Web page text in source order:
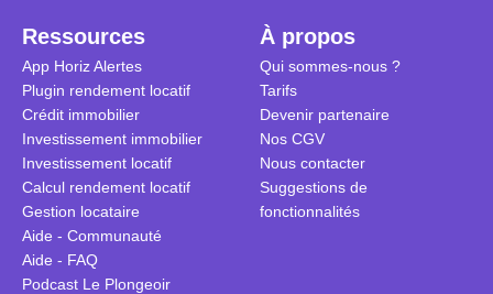
Ressources
App Horiz Alertes
Plugin rendement locatif
Crédit immobilier
Investissement immobilier
Investissement locatif
Calcul rendement locatif
Gestion locataire
Aide - Communauté
Aide - FAQ
Podcast Le Plongeoir
À propos
Qui sommes-nous ?
Tarifs
Devenir partenaire
Nos CGV
Nous contacter
Suggestions de
fonctionnalités